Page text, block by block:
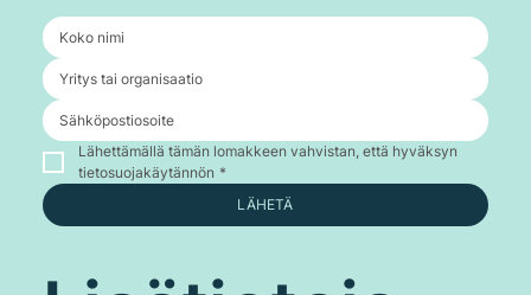
Lähettämällä tämän lomakkeen vahvistan, että hyväksyn
tietosuojakäytännön *
LÄHETÄ